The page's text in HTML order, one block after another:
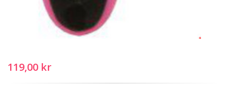
119,00 kr